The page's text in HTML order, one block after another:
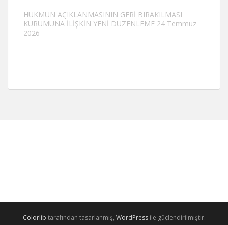
HÜKMÜN AÇIKLANMASININ GERİ BIRAKILMASI
KURUMUNA İLİŞKİN YENİ DÜZENLEME 24 Temmuz
2026
Colorlib tarafından tasarlanmış, WordPressile güçlendirilmiştir.